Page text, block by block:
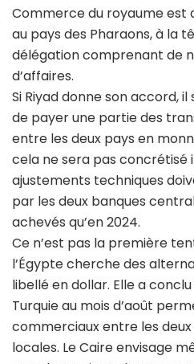
Commerce du royaume est
au pays des Pharaons, à la
délégation comprenant de
d’affaires.
Si Riyad donne son accord,
de payer une partie des
entre les deux pays en
cela ne sera pas concrétisé
ajustements techniques
par les deux banques
achevés qu’en 2024.
Ce n’est pas la première
l’Égypte cherche des
libellé en dollar. Elle a
Turquie au mois d’août
commerciaux entre les
locales. Le Caire envisage